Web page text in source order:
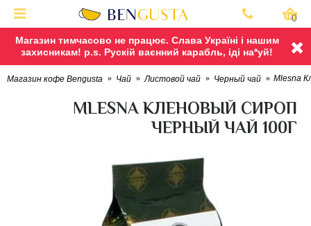
Магазин тимчасово не працює. Слава Україні і нашим
захисникам! p.s. Рускій ваєнний карабль, іді на*уй!
0
Магазин кофе Bengusta Чай Листовой чай Черный чай Mlesna
MLESNA КЛЕНОВЫЙ СИРОП
ЧЕРНЫЙ ЧАЙ 100Г